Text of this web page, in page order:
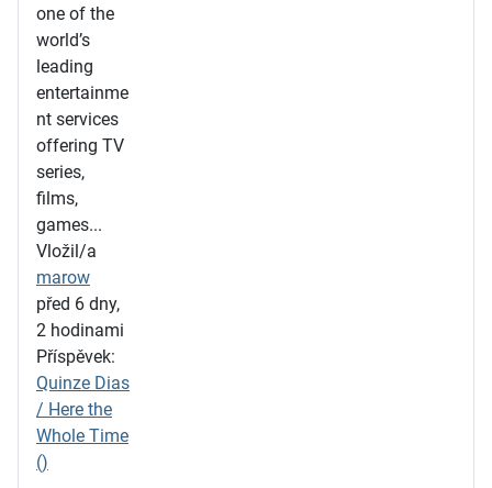
one of the
world’s
leading
entertainme
nt services
offering TV
series,
films,
games...
Vložil/a
marow
před 6 dny,
2 hodinami
Příspěvek:
Quinze Dias
/ Here the
Whole Time
()